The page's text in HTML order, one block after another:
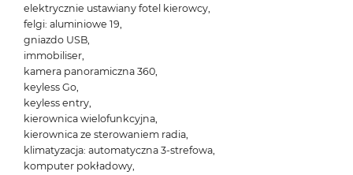
elektrycznie ustawiany fotel kierowcy,
felgi: aluminiowe 19,
gniazdo USB,
immobiliser,
kamera panoramiczna 360,
keyless Go,
keyless entry,
kierownica wielofunkcyjna,
kierownica ze sterowaniem radia,
klimatyzacja: automatyczna 3-strefowa,
komputer pokładowy,